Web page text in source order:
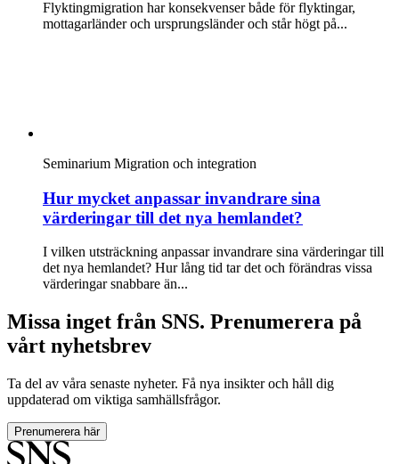
Flyktingmigration har konsekvenser både för flyktingar,
mottagarländer och ursprungsländer och står högt på...
Seminarium Migration och integration
Hur mycket anpassar invandrare sina
värderingar till det nya hemlandet?
I vilken utsträckning anpassar invandrare sina värderingar till
det nya hemlandet? Hur lång tid tar det och förändras vissa
värderingar snabbare än...
Missa inget från SNS. Prenumerera på
vårt nyhetsbrev
Ta del av våra senaste nyheter. Få nya insikter och håll dig
uppdaterad om viktiga samhällsfrågor.
Prenumerera här